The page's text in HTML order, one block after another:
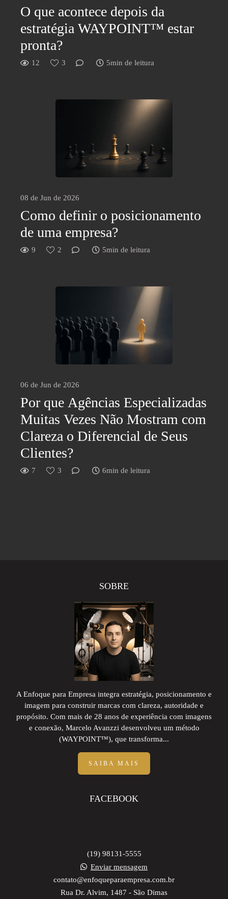
O que acontece depois da
estratégia WAYPOINT™ estar
pronta?
12 3 5min de leitura
08 de Jun de 2026
Como definir o posicionamento
de uma empresa?
9 2 5min de leitura
06 de Jun de 2026
Por que Agências Especializadas
Muitas Vezes Não Mostram com
Clareza o Diferencial de Seus
Clientes?
7 3 6min de leitura
SOBRE
A Enfoque para Empresa integra estratégia, posicionamento e
imagem para construir marcas com clareza, autoridade e
propósito. Com mais de 28 anos de experiência com imagens
e conexão, Marcelo Avanzzi desenvolveu um método
(WAYPOINT™), que transforma...
SAIBA MAIS
FACEBOOK
(19) 98131-5555
Enviar mensagem
contato@enfoqueparaempresa.com.br
Rua Dr. Alvim, 1487 - São Dimas